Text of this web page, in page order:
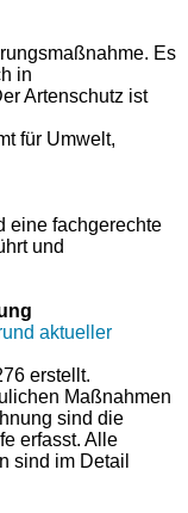
Es
in
Artenschutz ist
für Umwelt,
eine fachgerechte
und
aktueller
erstellt.
Maßnahmen
sind die
erfasst. Alle
sind im Detail